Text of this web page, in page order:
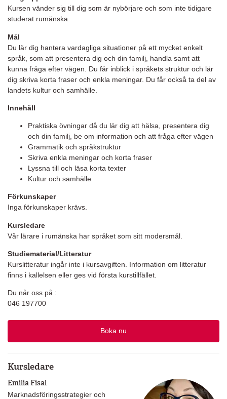
Kursen vänder sig till dig som är nybörjare och som inte tidigare
studerat rumänska.
Mål
Du lär dig hantera vardagliga situationer på ett mycket enkelt
språk, som att presentera dig och din familj, handla samt att
kunna fråga efter vägen. Du får inblick i språkets struktur och lär
dig skriva korta fraser och enkla meningar. Du får också ta del av
landets kultur och samhälle.
Innehåll
Praktiska övningar då du lär dig att hälsa, presentera dig
och din familj, be om information och att fråga efter vägen
Grammatik och språkstruktur
Skriva enkla meningar och korta fraser
Lyssna till och läsa korta texter
Kultur och samhälle
Förkunskaper
Inga förkunskaper krävs.
Kursledare
Vår lärare i rumänska har språket som sitt modersmål.
Studiematerial/Litteratur
Kurslitteratur ingår inte i kursavgiften. Information om litteratur
finns i kallelsen eller ges vid första kurstillfället.
Du når oss på :
046 197700
Boka nu
Kursledare
Emilia Fisal
Marknadsföringsstrategier och